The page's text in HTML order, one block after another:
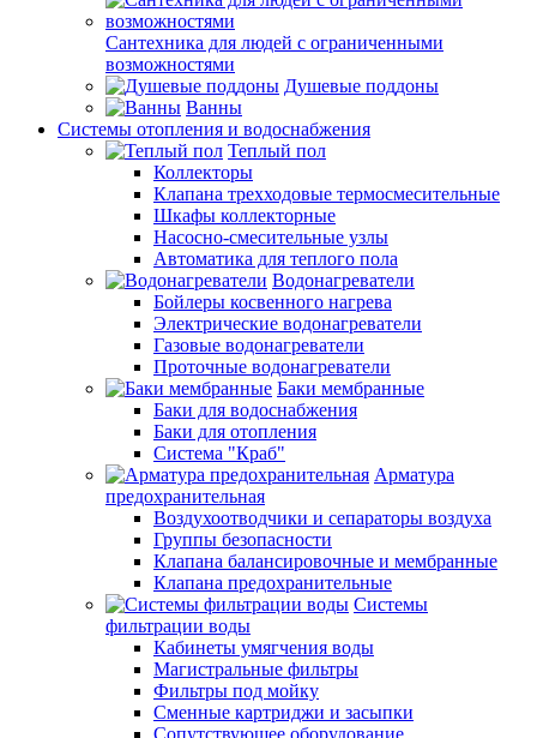
Сантехника для людей с ограниченными
возможностями
Душевые поддоны
Ванны
Системы отопления и водоснабжения
Теплый пол
Коллекторы
Клапана трехходовые термосмесительные
Шкафы коллекторные
Насосно-смесительные узлы
Автоматика для теплого пола
Водонагреватели
Бойлеры косвенного нагрева
Электрические водонагреватели
Газовые водонагреватели
Проточные водонагреватели
Баки мембранные
Баки для водоснабжения
Баки для отопления
Система "Краб"
Арматура
предохранительная
Воздухоотводчики и сепараторы воздуха
Группы безопасности
Клапана балансировочные и мембранные
Клапана предохранительные
Системы
фильтрации воды
Кабинеты умягчения воды
Магистральные фильтры
Фильтры под мойку
Сменные картриджи и засыпки
Сопутствующее оборудование